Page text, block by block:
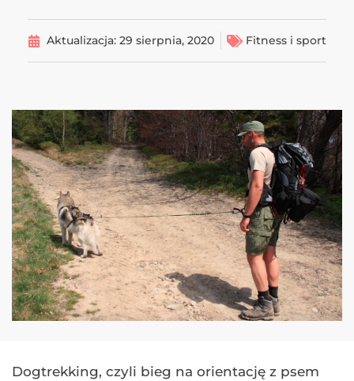
Aktualizacja: 29 sierpnia, 2020 Fitness i sport
Dogtrekking, czyli bieg na orientację z psem